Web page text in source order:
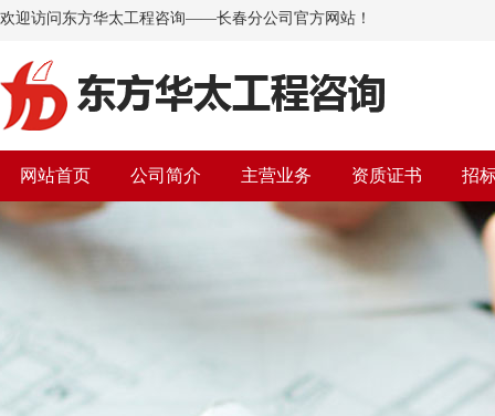
欢迎访问东方华太工程咨询——长春分公司官方网站！
网站首页 公司简介 主营业务 资质证书 招